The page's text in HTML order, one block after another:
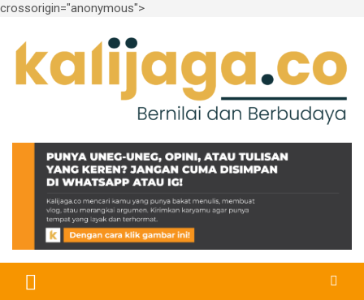
crossorigin="anonymous">
content
kalijaga.co